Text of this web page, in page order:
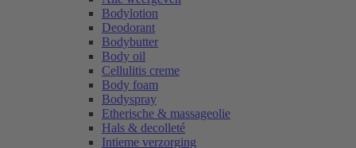
Bodylotion
Deodorant
Bodybutter
Body oil
Cellulitis creme
Body foam
Bodyspray
Etherische & massageolie
Hals & decolleté
Intieme verzorging